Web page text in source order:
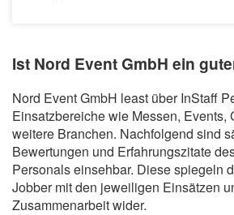
Ist Nord Event GmbH ein
Nord Event GmbH least über InStaff
Einsatzbereiche wie Messen, Events,
weitere Branchen. Nachfolgend sind
Bewertungen und Erfahrungszitate
Personals einsehbar. Diese spiegeln
Jobber mit den jeweiligen Einsätzen
Zusammenarbeit wider.